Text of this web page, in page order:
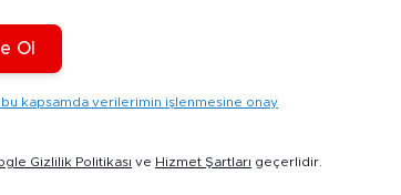
Ol
kapsamda verilerimin işlenmesine onay
Gizlilik Politikası ve Hizmet Şartları geçerlidir.